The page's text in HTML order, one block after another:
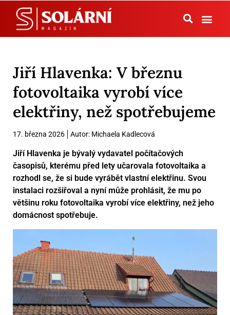
Jiří Hlavenka: V březnu
fotovoltaika vyrobí více
elektřiny, než spotřebujeme
17. března 2026 Autor: Michaela Kadlecová
Jiří Hlavenka je bývalý vydavatel počítačových
časopisů, kterému před lety učarovala fotovoltaika a
rozhodl se, že si bude vyrábět vlastní elektřinu. Svou
instalaci rozšiřoval a nyní může prohlásit, že mu po
většinu roku fotovoltaika vyrobí více elektřiny, než jeho
domácnost spotřebuje.